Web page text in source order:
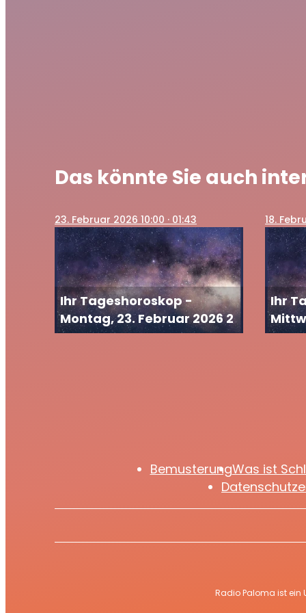
Das könnte Sie auch
23. Februar 2026 10:00 · 01:43
Ihr Tageshoroskop -
Montag, 23. Februar 2026 2
18.
Ihr
BemusterungWas ist
Radio Paloma ist ein